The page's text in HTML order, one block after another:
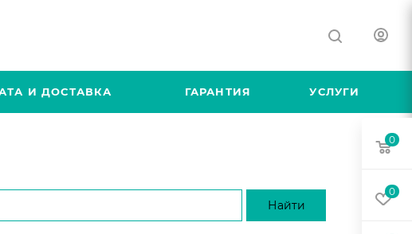
И ДОСТАВКА ГАРАНТИЯ УСЛУГИ
0
0